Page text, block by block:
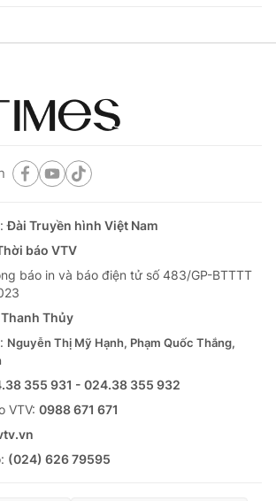
Đài Truyền hình Việt Nam
báo VTV
báo in và báo điện tử số 483/GP-BTTTT
Thủy
Nguyễn Thị Mỹ Hạnh, Phạm Quốc Thắng,
355 931 - 024.38 355 932
VTV: 0988 671 671
(024) 626 79595